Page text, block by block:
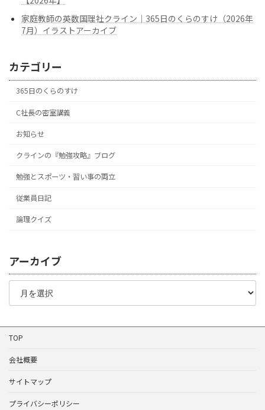
家庭教師の英数国理社クライン｜365日のくらのすけ（2026年
7月）イラストアーカイブ
カテゴリー
365日のくらのすけ
C社長の密室講義
お知らせ
クラインの『勉強攻略』ブログ
勉強とスポーツ・習い事の両立
従業員日記
論理クイズ
アーカイブ
ア
カ
ブ
TOP
会社概要
サイトマップ
プライバシーポリシー